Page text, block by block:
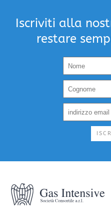
Iscriviti alla
restare